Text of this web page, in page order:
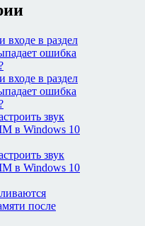
входе в раздел
ошибка
входе в раздел
ошибка
звук
в Windows 10
звук
в Windows 10
после